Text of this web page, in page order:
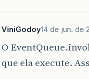
ViniGodoy14 de jun. de
O
que ela execute.